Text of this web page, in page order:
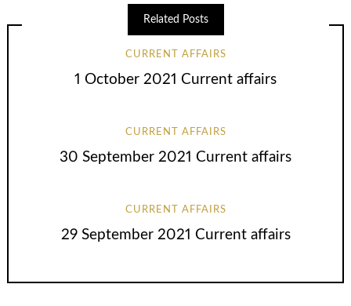
Related Posts
CURRENT AFFAIRS
1 October 2021 Current affairs
CURRENT AFFAIRS
30 September 2021 Current affairs
CURRENT AFFAIRS
29 September 2021 Current affairs